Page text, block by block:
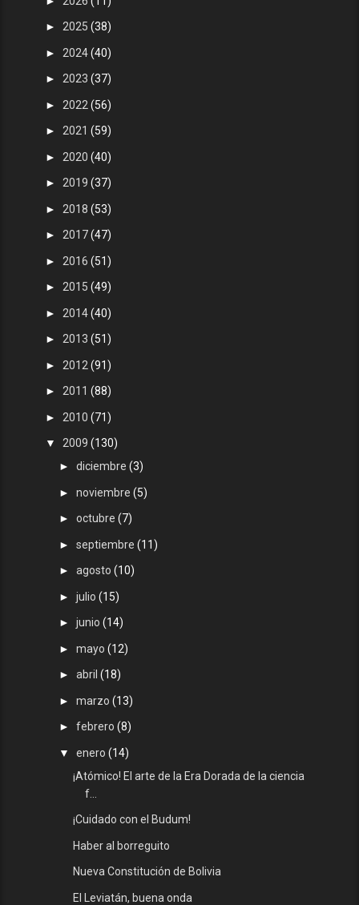
► 2025(38)
► 2024(40)
► 2023(37)
► 2022(56)
► 2021(59)
► 2020(40)
► 2019(37)
► 2018(53)
► 2017(47)
► 2016(51)
► 2015(49)
► 2014(40)
► 2013(51)
► 2012(91)
► 2011(88)
► 2010(71)
▼ 2009(130)
►diciembre(3)
►noviembre(5)
►octubre(7)
►septiembre(11)
►agosto(10)
►julio(15)
►junio(14)
►mayo(12)
►abril(18)
►marzo(13)
►febrero(8)
▼enero(14)
¡Atómico! El arte de la Era Dorada de la ciencia
f...
¡Cuidado con el Budum!
Haber al borreguito
Nueva Constitución de Bolivia
El Leviatán, buena onda